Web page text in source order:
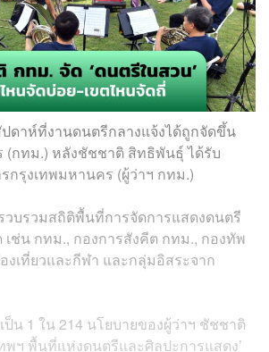
ดาห์ที่งานดนตรีกลางแจ้งได้ถูกจัดขึ้น
(กทม.) หลังชัชชาติ สิทธิพันธุ์ ได้รับ
กรุงเทพมหานคร (ผู้ว่าฯ กทม.)
วบรวมสถิติพื้นที่การจัดการแสดงดนตรี
เช่น กทม., กองการสังคีต กทม., กองทัพ
งเที่ยวและกีฬา และกลุ่มอิสระจาก
ป็น 1 ใน 214 นโยบายของผู้ว่าฯ ชัชชาติ
พฯ พื้นที่แห่งดนตรีและศิลปะการแสดง’